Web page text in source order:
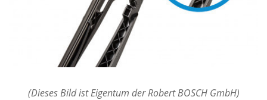
(Dieses Bild ist Eigentum der Robert BOSCH GmbH)